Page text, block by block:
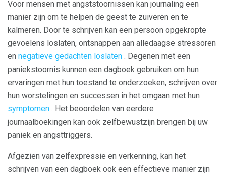
Voor mensen met angststoornissen kan journaling een
manier zijn om te helpen de geest te zuiveren en te
kalmeren. Door te schrijven kan een persoon opgekropte
gevoelens loslaten, ontsnappen aan alledaagse stressoren
en negatieve gedachten loslaten . Degenen met een
paniekstoornis kunnen een dagboek gebruiken om hun
ervaringen met hun toestand te onderzoeken, schrijven over
hun worstelingen en successen in het omgaan met hun
symptomen . Het beoordelen van eerdere
journaalboekingen kan ook zelfbewustzijn brengen bij uw
paniek en angsttriggers.
Afgezien van zelfexpressie en verkenning, kan het
schrijven van een dagboek ook een effectieve manier zijn